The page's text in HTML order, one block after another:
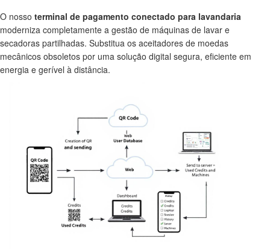
O nosso terminal de pagamento conectado para lavandaria
moderniza completamente a gestão de máquinas de lavar e
secadoras partilhadas. Substitua os aceitadores de moedas
mecânicos obsoletos por uma solução digital segura, eficiente em
energia e gerível à distância.